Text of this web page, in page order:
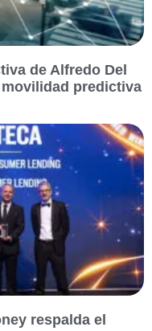
de Alfredo Del
movilidad predictiva
respalda el